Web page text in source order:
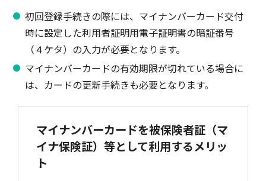
初回登録手続きの際には、マイナンバーカード交付
時に設定した利用者証明用電子証明書の暗証番号
（４ケタ）の入力が必要となります。
マイナンバーカードの有効期限が切れている場合に
は、カードの更新手続きも必要となります。
マイナンバーカードを被保険者証（マ
イナ保険証）等として利用するメリッ
ト